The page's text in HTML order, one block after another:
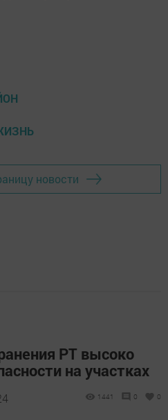
новости
РТ высоко
на участках
1441 0 0